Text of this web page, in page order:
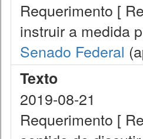
Requerimento [
instruir a medida
Senado Federal
Texto
2019-08-21
Requerimento [